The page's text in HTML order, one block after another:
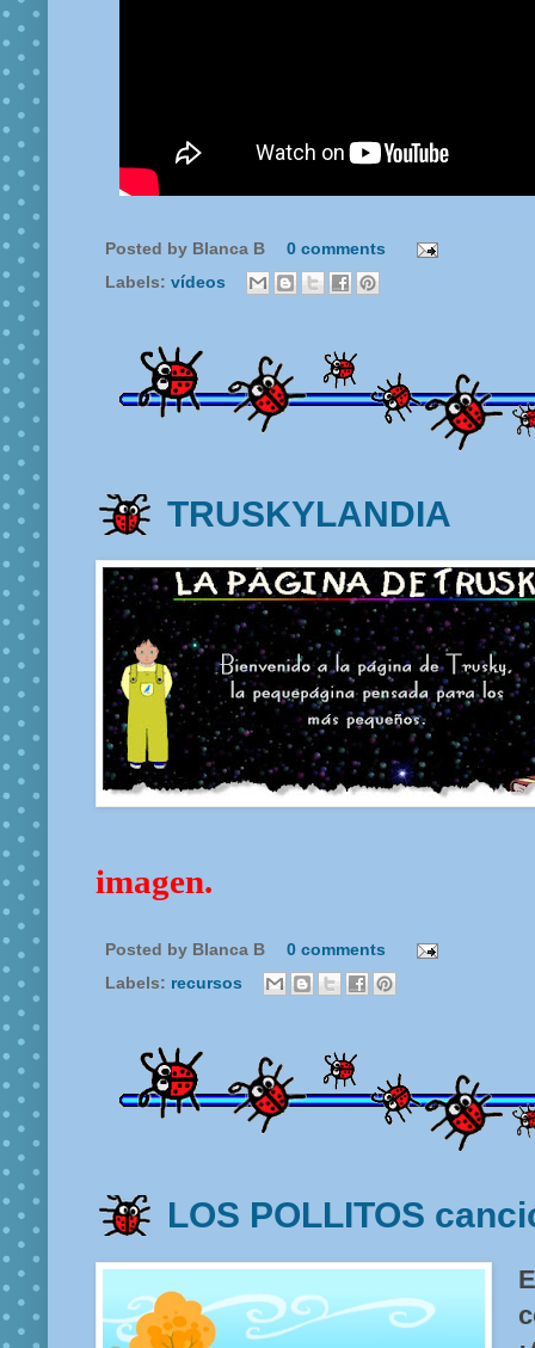
Posted by Blanca B
0 comments
Labels: vídeos
TRUSKYLANDIA
imagen.
Posted by Blanca B
0 comments
Labels: recursos
LOS POLLITOS